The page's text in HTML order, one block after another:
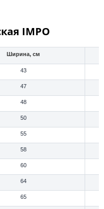
IMPO
Ширина, см
43
47
48
50
55
58
60
64
65